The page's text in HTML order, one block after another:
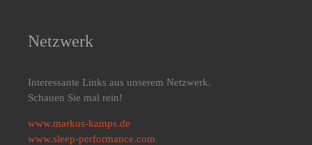
Netzwerk
Interessante Links aus unserem Netzwerk.
Schauen Sie mal rein!
www.markus-kamps.de
www.sleep-performance.com